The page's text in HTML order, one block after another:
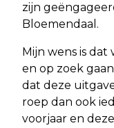
zijn
Bloemendaal.
Mijn wens is
en op zoek
dat deze
roep dan ook
voorjaar en